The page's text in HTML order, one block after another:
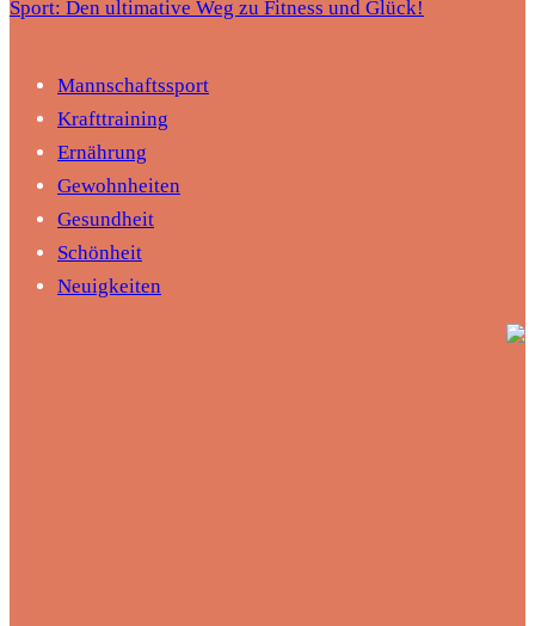
Sport: Den ultimative Weg zu Fitness und Glück!
Mannschaftssport
Krafttraining
Ernährung
Gewohnheiten
Gesundheit
Schönheit
Neuigkeiten